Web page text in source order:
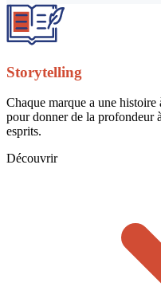
Storytelling
Chaque marque a une
pour donner de la profondeur
esprits.
Découvrir